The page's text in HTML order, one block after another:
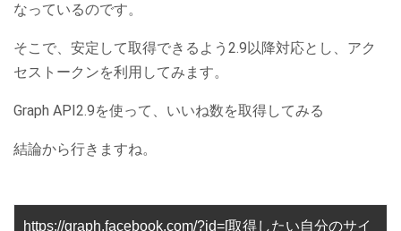
なっているのです。
そこで、安定して取得できるよう2.9以降対応とし、アク
セストークンを利用してみます。
Graph API2.9を使って、いいね数を取得してみる
結論から行きますね。
https://graph.facebook.com/?id=[取得したい自分のサイ